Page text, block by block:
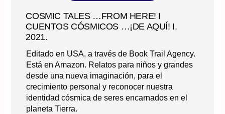
COSMIC TALES …FROM HERE! I
CUENTOS CÓSMICOS …¡DE AQUÍ! I.
2021.
Editado en USA, a través de Book Trail Agency.
Está en Amazon. Relatos para niños y grandes
desde una nueva imaginación, para el
crecimiento personal y reconocer nuestra
identidad cósmica de seres encarnados en el
planeta Tierra.